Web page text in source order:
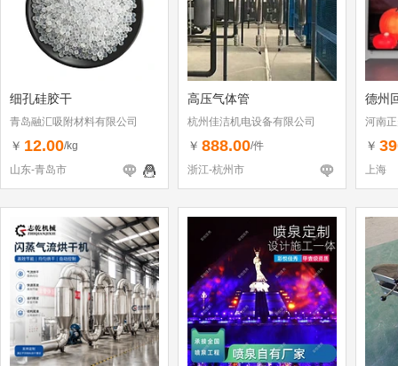
细孔硅胶干
青岛融汇吸附材料有限公司
￥ 12.00/kg
山东-青岛市
高压气体管
杭州佳洁机电设备有限公司
￥ 888.00/件
浙江-杭州市
德州
河南
￥
上海